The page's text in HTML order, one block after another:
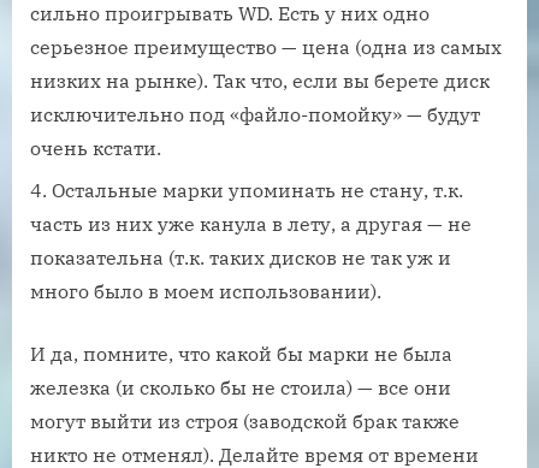
сильно проигрывать WD. Есть у них одно
серьезное преимущество — цена (одна из самых
низких на рынке). Так что, если вы берете диск
исключительно под «файло-помойку» — будут
очень кстати.
Остальные марки упоминать не стану, т.к.
часть из них уже канула в лету, а другая — не
показательна (т.к. таких дисков не так уж и
много было в моем использовании).
И да, помните, что какой бы марки не была
железка (и сколько бы не стоила) — все они
могут выйти из строя (заводской брак также
никто не отменял). Делайте время от времени